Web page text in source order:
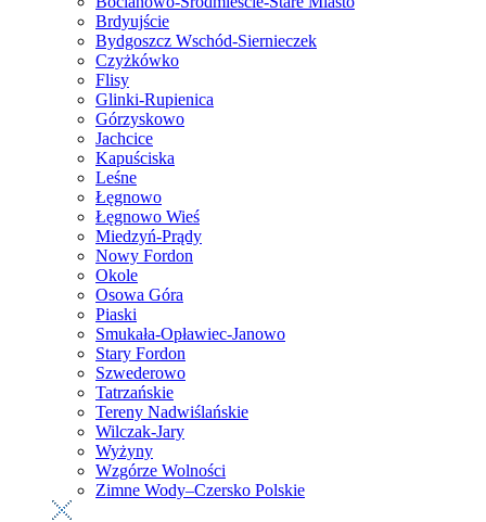
Brdyujście
Bydgoszcz Wschód-Siernieczek
Czyżkówko
Flisy
Glinki-Rupienica
Górzyskowo
Jachcice
Kapuściska
Leśne
Łęgnowo
Łęgnowo Wieś
Miedzyń-Prądy
Nowy Fordon
Okole
Osowa Góra
Piaski
Smukała-Opławiec-Janowo
Stary Fordon
Szwederowo
Tatrzańskie
Tereny Nadwiślańskie
Wilczak-Jary
Wyżyny
Wzgórze Wolności
Zimne Wody–Czersko Polskie